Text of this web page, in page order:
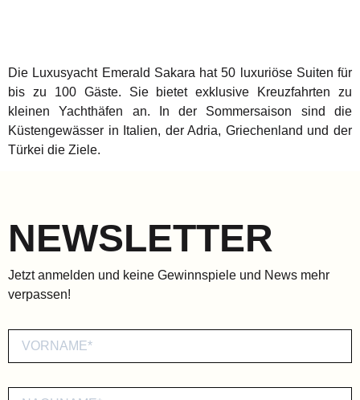
Die Luxusyacht Emerald Sakara hat 50 luxuriöse Suiten für
bis zu 100 Gäste. Sie bietet exklusive Kreuzfahrten zu
kleinen Yachthäfen an. In der Sommersaison sind die
Küstengewässer in Italien, der Adria, Griechenland und der
Türkei die Ziele.
NEWSLETTER
Jetzt anmelden und keine Gewinnspiele und News mehr
verpassen!